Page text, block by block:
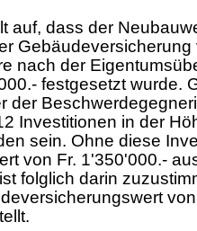
auf, dass der
nach der
festgesetzt wurde.
der
Investitionen in der
sein. Ohne diese
von Fr. 1'350'000.-
folglich darin